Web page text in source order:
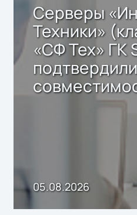
Серверы
Техники»
«СФ Тех» ГК
подтвердили
решением
05.08.2026